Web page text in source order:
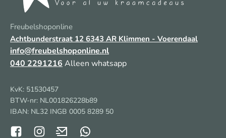
Freubelshoponline
Achtbunderstraat 12 6343 AR Klimmen - Voerendaal
info@freubelshoponline.nl
040 2291216 Alleen whatsapp
KvK: 51530457
BTW-nr: NL001826228b89
IBAN: NL32 INGB 0005 8289 50